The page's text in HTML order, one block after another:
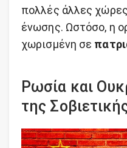
πολλές άλλες
ένωσης. Ωστόσο, η
χωρισμένη σε
Ρωσία και
της